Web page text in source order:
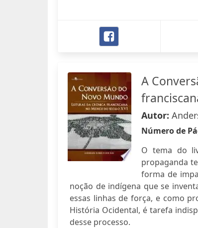
A
Autor:
Número de
O tema do
propaganda
forma de
noção de indígena que se
essas linhas de força, e como
História Ocidental, é tarefa
desse processo.